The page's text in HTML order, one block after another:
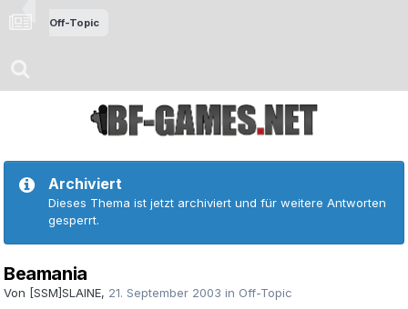
Off-Topic
Archiviert
Dieses Thema ist jetzt archiviert und für weitere Antworten
gesperrt.
Beamania
Von [SSM]SLAINE, 21. September 2003 in Off-Topic